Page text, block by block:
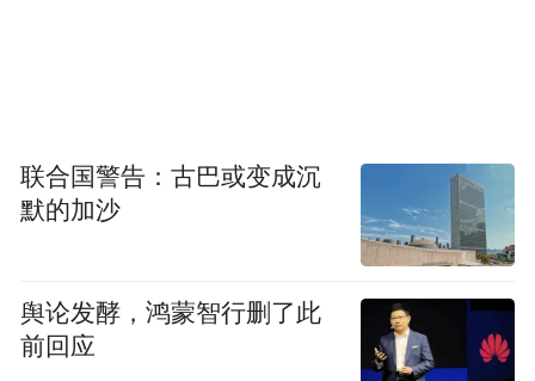
无焊料焊接技术，通过“高温自熔” 、“镭射点
焊”、“微频等离子”、“高频等离子”等无焊料
焊接技术，突破了传统黄金首饰制作工艺添
饰含金量高达999.9‰。以“高纯度更保值”、
“不变色更持久”、“无杂质更健康”、“工艺精
联合国警告：古巴或变成沉
默的加沙
舆论发酵，鸿蒙智行删了此
前回应